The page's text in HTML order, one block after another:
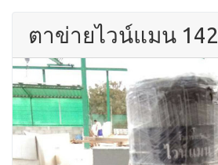
ตาข่ายไวน์แมน 142